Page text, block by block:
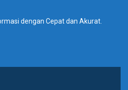
dengan Cepat dan Akurat.